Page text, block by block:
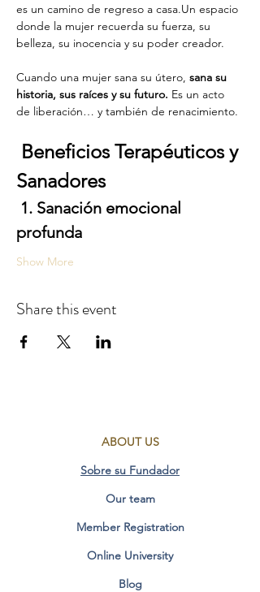
es un camino de regreso a casa.Un espacio
donde la mujer recuerda su fuerza, su
belleza, su inocencia y su poder creador.
Cuando una mujer sana su útero, sana su
historia, sus raíces y su futuro. Es un acto
de liberación… y también de renacimiento.
Beneficios Terapéuticos y
Sanadores
1. Sanación emocional
profunda
Show More
Share this event
ABOUT US
Sobre su Fundador
Our team
Member Registration
Online University
Blog